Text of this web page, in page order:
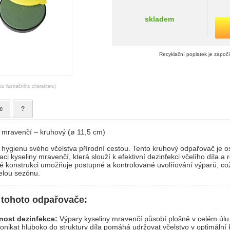
ilustračního charakteru)
skladem
Recyklační poplatek je
?
– kruhový (ø 11,5 cm)
svého včelstva přírodní cestou. Tento kruhový odpařovač je
kyseliny mravenčí, která slouží k efektivní dezinfekci včelího díla a
konstrukci umožňuje postupné a kontrolované uvolňování výparů,
sezónu.
odpařovače:
dezinfekce: Výpary kyseliny mravenčí působí plošně v celém
hluboko do struktury díla pomáhá udržovat včelstvo v optimální